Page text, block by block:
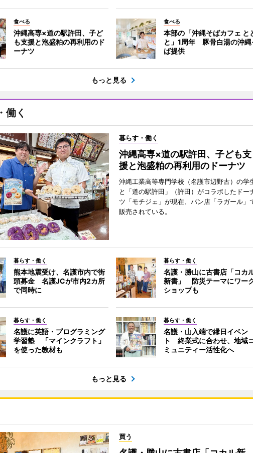
食べる
沖縄高専×道の駅許田、子ど
も支援と泡盛粕の再利用のド
ーナツ
食べる
本部の「沖縄そばカフェ と
と」1周年 豚骨白湯の沖縄
ば提供
もっと見る
働く
暮らす・働く
沖縄高専×道の駅許田、子ども支
援と泡盛粕の再利用のドーナツ
沖縄工業高等専門学校（名護市辺野古）の学
と「道の駅許田」（許田）がコラボしたドー
ツ「モチジェ」が現在、パン店「ラガール」
販売されている。
暮らす・働く
熊本地震受け、名護市内で街
頭募金 名護JCが市内2カ所
で同時に
暮らす・働く
名護・勝山に古書店「コカ
新書」 防災テーマにワー
ショップも
暮らす・働く
名護に英語・プログラミング
学習塾 「マインクラフト」
を使った教材も
暮らす・働く
名護・山入端で縁日イベン
ト 終業式に合わせ、地域
ミュニティー活性化へ
もっと見る
買う